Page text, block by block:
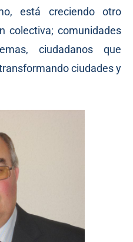
está creciendo otro
colectiva; comunidades
ciudadanos que
ciudades y